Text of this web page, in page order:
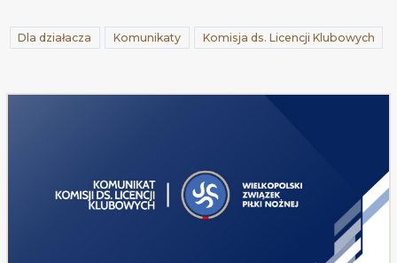
Dla działacza Komunikaty Komisja ds. Licencji Klubowych